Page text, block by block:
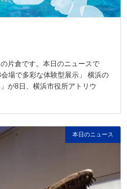
片倉です。本日のニュースで
場で多彩な体験型展示」 横浜の
が8日、横浜市役所アトリウ
本日のニュース